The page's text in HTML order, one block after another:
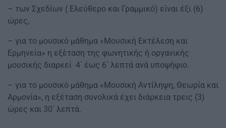
– των Σχεδίων ( Ελεύθερο και Γραμμικό) είναι έξι (6)
ώρες,
– για το μουσικό μάθημα «Μουσική Εκτέλεση και
Ερμηνεία» η εξέταση της φωνητικής ή οργανικής
μουσικής διαρκεί 4΄ έως 6΄ λεπτά ανά υποψήφιο.
– για το μουσικό μάθημα «Μουσική Αντίληψη, Θεωρία και
Αρμονία», η εξέταση συνολικά έχει διάρκεια τρεις (3)
ώρες και 30΄ λεπτά.